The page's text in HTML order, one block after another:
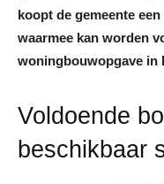
koopt de gemeente
waarmee kan worden
woningbouwopgave in
Voldoende
beschikbaar